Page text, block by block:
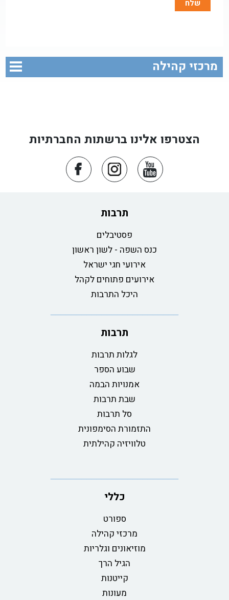
מרכזי קהילה
הצטרפו אלינו ברשתות החברתיות
תרבות
פסטיבלים
כנס השפה - לשון ראשון
אירועי חגי ישראל
אירועים פתוחים לקהל
היכל התרבות
תרבות
לגלות תרבות
שבוע הספר
אמנויות הבמה
שבת תרבות
סל תרבות
התזמורת הסימפונית
טלוויזיה קהילתית
כללי
ספורט
מרכזי קהילה
מוזיאונים וגלריות
הגיל הרך
קייטנות
מעונות